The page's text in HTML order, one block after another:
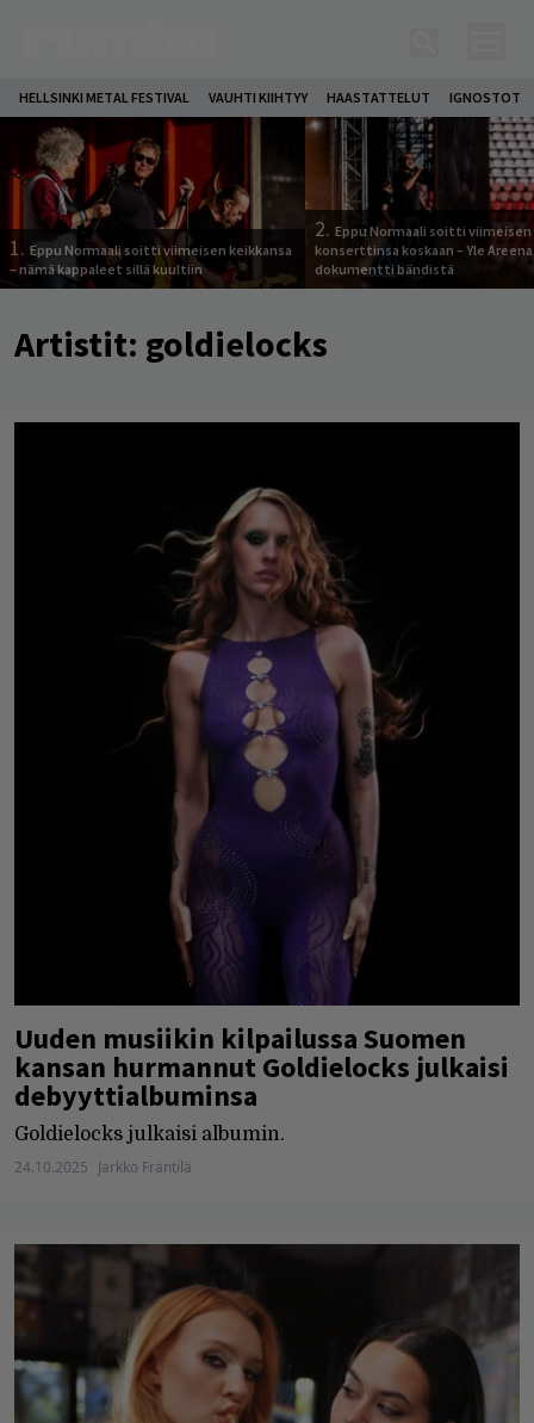
HELLSINKI METAL FESTIVAL VAUHTI KIIHTYY HAASTATTELUT IGNOSTOT
1. Eppu Normaali soitti viimeisen keikkansa
– nämä kappaleet sillä kuultiin
2. Eppu Normaali soitti viimeisen
konserttinsa koskaan – Yle
dokumentti bändistä
Artistit: goldielocks
Uuden musiikin kilpailussa Suomen
kansan hurmannut Goldielocks julkaisi
debyyttialbuminsa
Goldielocks julkaisi albumin.
24.10.2025 Jarkko Fräntilä